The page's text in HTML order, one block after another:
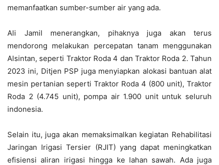
memanfaatkan sumber-sumber air yang ada.
Ali Jamil menerangkan, pihaknya juga akan terus
mendorong melakukan percepatan tanam menggunakan
Alsintan, seperti Traktor Roda 4 dan Traktor Roda 2. Tahun
2023 ini, Ditjen PSP juga menyiapkan alokasi bantuan alat
mesin pertanian seperti Traktor Roda 4 (800 unit), Traktor
Roda 2 (4.745 unit), pompa air 1.900 unit untuk seluruh
indonesia.
Selain itu, juga akan memaksimalkan kegiatan Rehabilitasi
Jaringan Irigasi Tersier (RJIT) yang dapat meningkatkan
efisiensi aliran irigasi hingga ke lahan sawah. Ada juga